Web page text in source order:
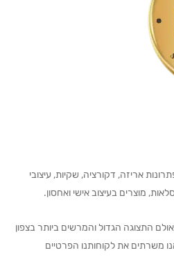
אריזה, דקורציה, שקיות, עיצובי
מוצרים בעיצוב אישי ואחסון.
התצוגה הגדול והמרשים ביותר בצפון
וממנו אנו משרתים את לקוחותנו הפרטיים